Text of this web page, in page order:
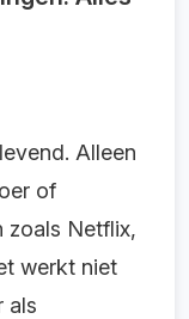
Alleen
of
zoals Netflix,
werkt niet
als